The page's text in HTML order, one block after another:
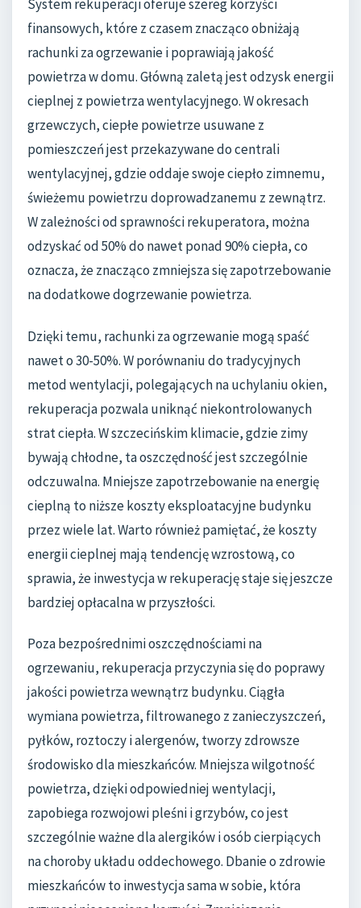
System rekuperacji oferuje szereg korzyści
finansowych, które z czasem znacząco obniżają
rachunki za ogrzewanie i poprawiają jakość
powietrza w domu. Główną zaletą jest odzysk energii
cieplnej z powietrza wentylacyjnego. W okresach
grzewczych, ciepłe powietrze usuwane z
pomieszczeń jest przekazywane do centrali
wentylacyjnej, gdzie oddaje swoje ciepło zimnemu,
świeżemu powietrzu doprowadzanemu z zewnątrz.
W zależności od sprawności rekuperatora, można
odzyskać od 50% do nawet ponad 90% ciepła, co
oznacza, że znacząco zmniejsza się zapotrzebowanie
na dodatkowe dogrzewanie powietrza.
Dzięki temu, rachunki za ogrzewanie mogą spaść
nawet o 30-50%. W porównaniu do tradycyjnych
metod wentylacji, polegających na uchylaniu okien,
rekuperacja pozwala uniknąć niekontrolowanych
strat ciepła. W szczecińskim klimacie, gdzie zimy
bywają chłodne, ta oszczędność jest szczególnie
odczuwalna. Mniejsze zapotrzebowanie na energię
cieplną to niższe koszty eksploatacyjne budynku
przez wiele lat. Warto również pamiętać, że koszty
energii cieplnej mają tendencję wzrostową, co
sprawia, że inwestycja w rekuperację staje się jeszcze
bardziej opłacalna w przyszłości.
Poza bezpośrednimi oszczędnościami na
ogrzewaniu, rekuperacja przyczynia się do poprawy
jakości powietrza wewnątrz budynku. Ciągła
wymiana powietrza, filtrowanego z zanieczyszczeń,
pyłków, roztoczy i alergenów, tworzy zdrowsze
środowisko dla mieszkańców. Mniejsza wilgotność
powietrza, dzięki odpowiedniej wentylacji,
zapobiega rozwojowi pleśni i grzybów, co jest
szczególnie ważne dla alergików i osób cierpiących
na choroby układu oddechowego. Dbanie o zdrowie
mieszkańców to inwestycja sama w sobie, która